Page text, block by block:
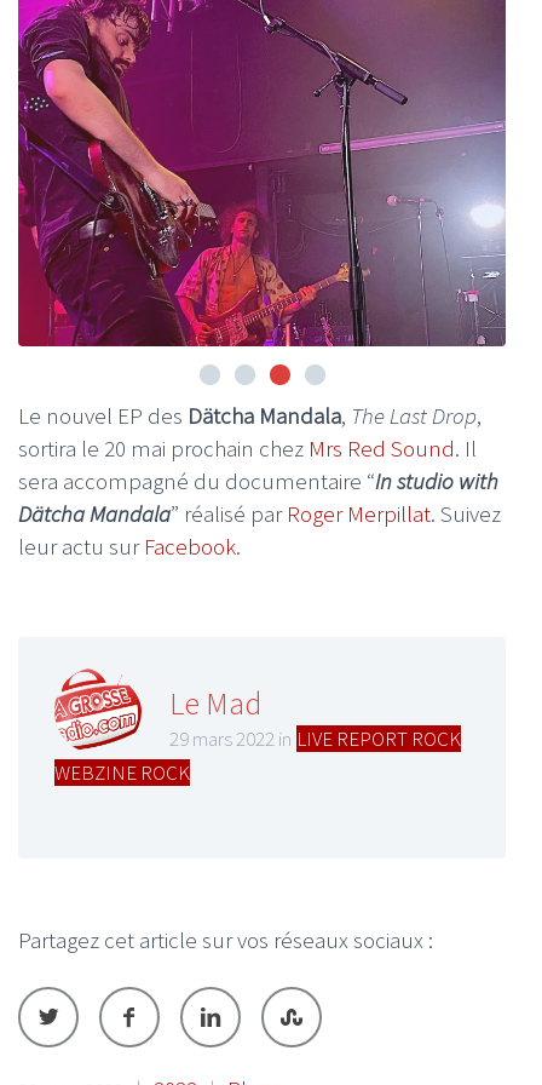
Le nouvel EP des Dätcha Mandala, The Last Drop,
sortira le 20 mai prochain chez Mrs Red Sound. Il
sera accompagné du documentaire “In studio with
Dätcha Mandala” réalisé par Roger Merpillat. Suivez
leur actu sur Facebook.
Le Mad
29 mars 2022 in LIVE REPORT ROCK
WEBZINE ROCK
Partagez cet article sur vos réseaux sociaux :